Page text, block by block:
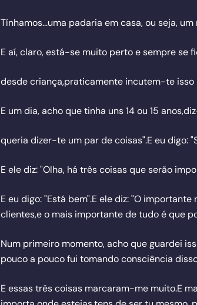
Tínhamos...uma padaria em casa, ou seja,
E aí, claro, está-se muito perto e sempre se
desde criança,praticamente incutem-te isso
E um dia, acho que tinha uns 14 ou 15
queria dizer-te um par de coisas".E eu digo:
E ele diz: "Olha, há três coisas que serão
E eu digo: "Está bem".E ele diz: "O
clientes,e o mais importante de tudo é que
Num primeiro momento, acho que guardei
pouco a pouco fui tomando consciência
E essas três coisas marcaram-me muito.E